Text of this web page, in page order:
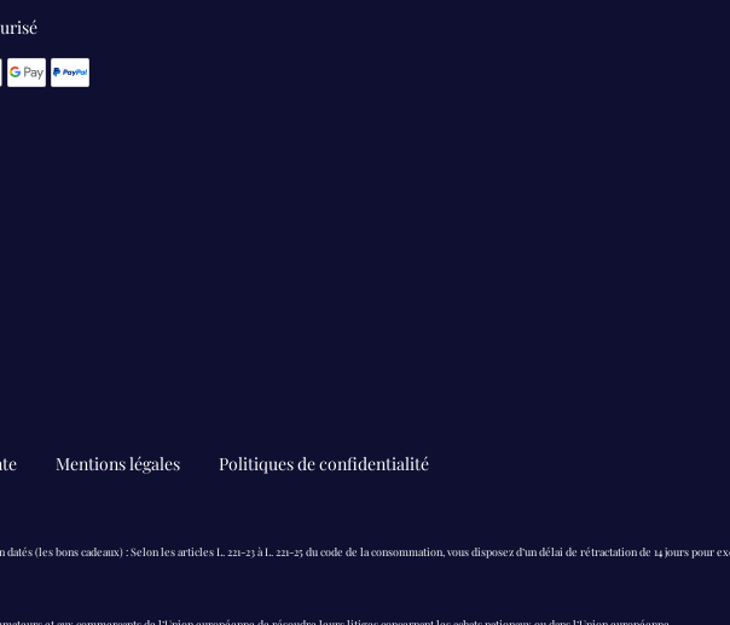
Mentions légales Politiques de confidentialité
bons cadeaux) : Selon les articles L. 221-23 à L. 221-25 du code de la consommation, vous disposez d’un délai de rétractation de 14 jours pour